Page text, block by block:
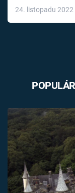
24. listopadu 2022